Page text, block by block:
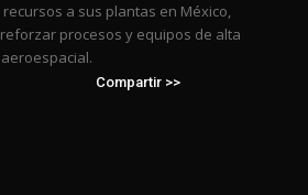
a sus plantas en México,
procesos y equipos de alta
Compartir >>